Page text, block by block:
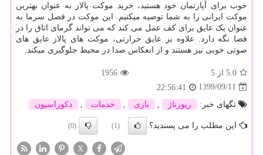
خوب برای آپارتمان خود هستید، خرید موکت پالاز به عنوان بهترین
موکت ایرانی را به شما توصیه می­کنیم.
این موکت در فصل سرما به
عنوان یک عایق برای کف عمل می کند که می تواند گرمای اتاق را در
فضا نگه دارد. علاوه بر عایق حرارتی، موکت های پالاز عایق های
صوتی خوبی نیز هستند و از انعکاس صدا در محیط جلوگیری می­کند.
5.0 از 5
1956
1399/09/11
22:56:41
تگهای خبر:
رپورتاژ بازی خدمات دكوراسیون
این مطلب را می پسندید؟ (1)
(0)
X